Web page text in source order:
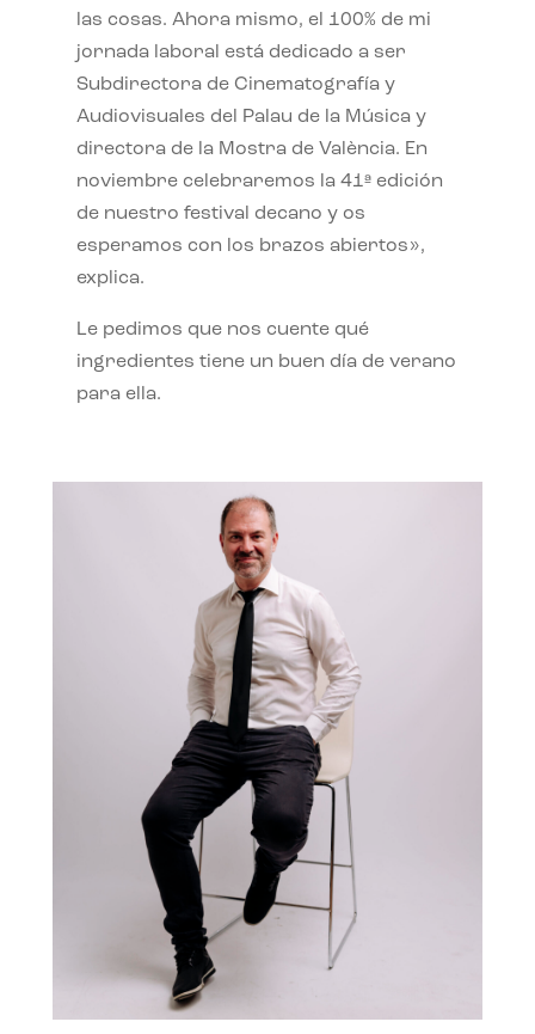
las cosas. Ahora mismo, el 100% de mi
jornada laboral está dedicado a ser
Subdirectora de Cinematografía y
Audiovisuales del Palau de la Música y
directora de la Mostra de València. En
noviembre celebraremos la 41ª edición
de nuestro festival decano y os
esperamos con los brazos abiertos»,
explica.
Le pedimos que nos cuente qué
ingredientes tiene un buen día de verano
para ella.